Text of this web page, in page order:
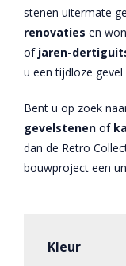
stenen uitermate
renovaties en
of jaren-
u een tijdloze
Bent u op zoek
gevelstenen of
dan de Retro
bouwproject een
Kleur